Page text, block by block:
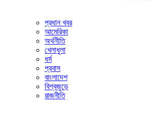
প্রধান খবর
আমেরিকা
অর্থনীতি
খেলাধুলা
ধর্ম
প্রবাস
বাংলাদেশ
বিশ্বজুড়ে
রাজনীতি